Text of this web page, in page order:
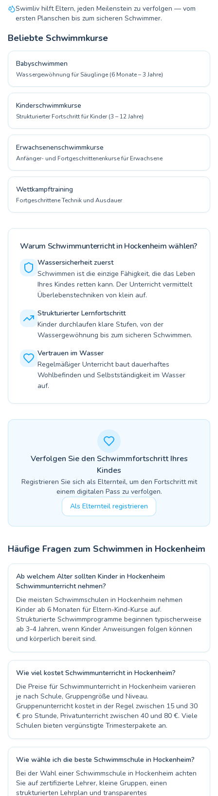
Swimliv hilft Eltern, jeden Meilenstein zu verfolgen — vom
ersten Planschen bis zum sicheren Schwimmer.
Beliebte Schwimmkurse
Babyschwimmen
Wassergewöhnung für Säuglinge (6 Monate – 3 Jahre)
Kinderschwimmkurse
Strukturierter Fortschritt für Kinder (3 – 12 Jahre)
Erwachsenenschwimmkurse
Anfänger- und Fortgeschrittenenkurse für Erwachsene
Wettkampftraining
Fortgeschrittene Technik und Ausdauer
Warum Schwimmunterricht in Hockenheim wählen?
Wassersicherheit zuerst
Schwimmen ist die einzige Fähigkeit, die das Leben
Ihres Kindes retten kann. Der Unterricht vermittelt
Überlebenstechniken von klein auf.
Strukturierter Lernfortschritt
Kinder durchlaufen klare Stufen, von der
Wassergewöhnung bis zum sicheren Schwimmen.
Vertrauen im Wasser
Regelmäßiger Unterricht baut dauerhaftes
Wohlbefinden und Selbstständigkeit im Wasser
auf.
Verfolgen Sie den Schwimmfortschritt Ihres
Kindes
Registrieren Sie sich als Elternteil, um den Fortschritt mit
einem digitalen Pass zu verfolgen.
Als Elternteil registrieren
Häufige Fragen zum Schwimmen in Hockenheim
Ab welchem Alter sollten Kinder in Hockenheim
Schwimmunterricht nehmen?
Die meisten Schwimmschulen in Hockenheim nehmen
Kinder ab 6 Monaten für Eltern-Kind-Kurse auf.
Strukturierte Schwimmprogramme beginnen typischerweise
ab 3-4 Jahren, wenn Kinder Anweisungen folgen können
und körperlich bereit sind.
Wie viel kostet Schwimmunterricht in Hockenheim?
Die Preise für Schwimmunterricht in Hockenheim variieren
je nach Schule, Gruppengröße und Niveau.
Gruppenunterricht kostet in der Regel zwischen 15 und 30
€ pro Stunde, Privatunterricht zwischen 40 und 80 €. Viele
Schulen bieten vergünstigte Trimesterpakete an.
Wie wähle ich die beste Schwimmschule in Hockenheim?
Bei der Wahl einer Schwimmschule in Hockenheim achten
Sie auf zertifizierte Lehrer, kleine Gruppen, einen
strukturierten Lehrplan und transparentes